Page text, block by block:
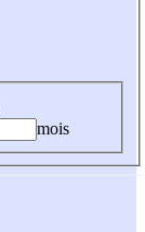
mois